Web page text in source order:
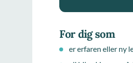
For dig som
er erfaren eller ny